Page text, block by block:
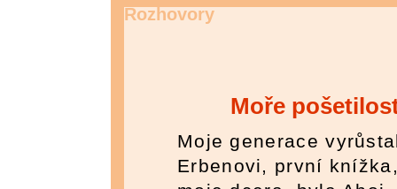
Rozhovory
Moře
Moje generace
Erbenovi, první